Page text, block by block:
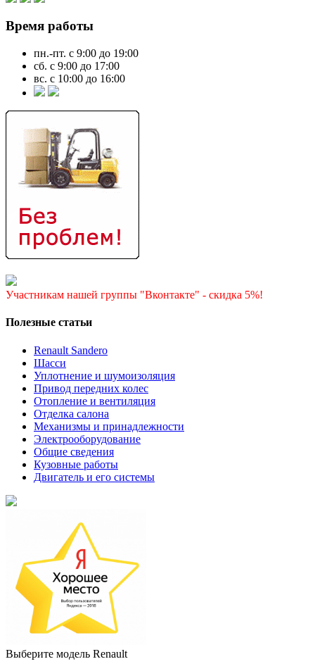
Время работы
пн.-пт. с 9:00 до 19:00
сб. с 9:00 до 17:00
вс. с 10:00 до 16:00
Участникам нашей группы "Вконтакте" - скидка 5%!
Полезные статьи
Renault Sandero
Шасси
Уплотнение и шумоизоляция
Привод передних колес
Отопление и вентиляция
Отделка салона
Механизмы и принадлежности
Электрооборудование
Общие сведения
Кузовные работы
Двигатель и его системы
Выберите модель Renault